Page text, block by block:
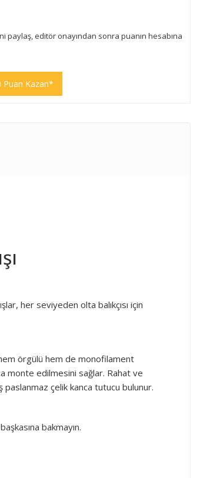
editör onayından sonra puanın hesabına
Puan Kazan*
her seviyeden olta balıkçısı için
hem örgülü hem de monofilament
monte edilmesini sağlar. Rahat ve
çelik kanca tutucu bulunur.
bakmayın.